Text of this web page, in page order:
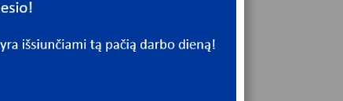
Mato vnt.
Yra sandėlyje Taip